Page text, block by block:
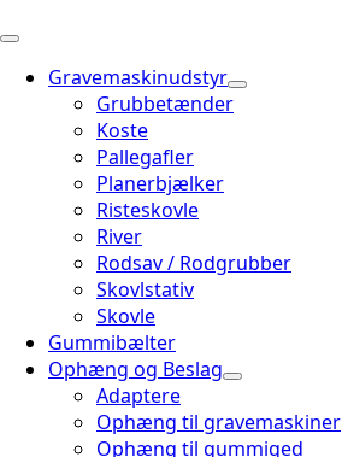
Gravemaskinudstyr
Grubbetænder
Koste
Pallegafler
Planerbjælker
Risteskovle
River
Rodsav / Rodgrubber
Skovlstativ
Skovle
Gummibælter
Ophæng og Beslag
Adaptere
Ophæng til gravemaskiner
Ophæng til gummiged